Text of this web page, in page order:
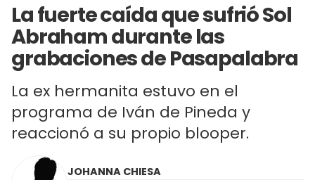
La fuerte caída que sufrió Sol
Abraham durante las
grabaciones de Pasapalabra
La ex hermanita estuvo en el
programa de Iván de Pineda y
reaccionó a su propio blooper.
JOHANNA CHIESA